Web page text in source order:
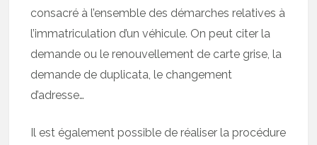
consacré à l’ensemble des démarches relatives à
l’immatriculation d’un véhicule. On peut citer la
demande ou le renouvellement de carte grise, la
demande de duplicata, le changement
d’adresse…
Il est également possible de réaliser la procédure